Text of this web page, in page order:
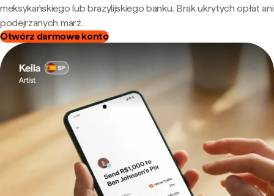
meksykańskiego lub brazylijskiego banku. Brak ukrytych opłat ani
podejrzanych marż.
Otwórz darmowe konto